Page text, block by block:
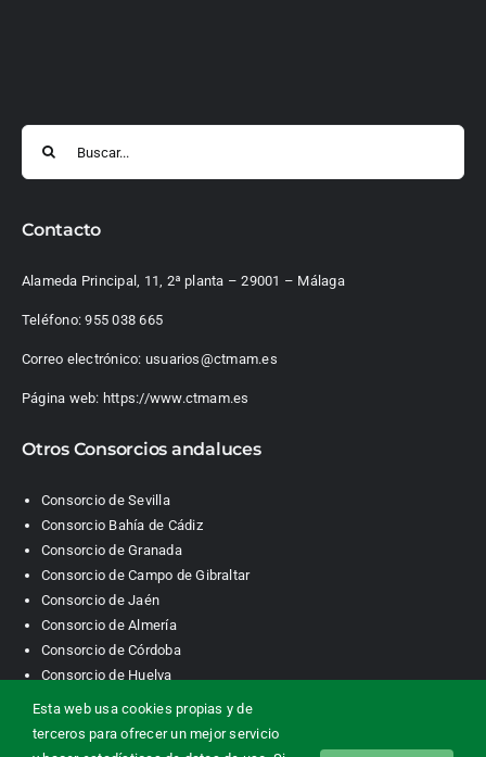
Contacto
Alameda Principal, 11, 2ª planta – 29001 – Málaga
Teléfono:955 038 665
Correo electrónico: usuarios@ctmam.es
Página web: https://www.ctmam.es
Otros Consorcios andaluces
Consorcio de Sevilla
Consorcio Bahía de Cádiz
Consorcio de Granada
Consorcio de Campo de Gibraltar
Consorcio de Jaén
Consorcio de Almería
Consorcio de Córdoba
Consorcio de Huelva
Consorcio de Transporte Metropolitano. Área de Málaga |
Esta web usa cookies propias y de
terceros para ofrecer un mejor servicio